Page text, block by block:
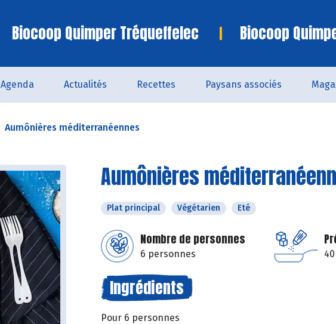
Biocoop Quimper Tréqueffelec Biocoop
Agenda Actualités Recettes Paysans associés
Aumônières méditerranéennes
Aumônières
Plat principal Végétarien Eté
Nombre de personnes
6 personnes
Ingrédients
Pour 6 personnes